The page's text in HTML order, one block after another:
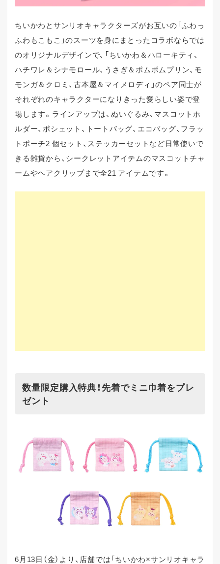
ちいかわとサンリオキャラクターズがお互いの「ふわっ
ふわもこもこ」のスーツを身にまとったコラボならでは
のオリジナルデザインで、「ちいかわ＆ハローキティ、
ハチワレ＆シナモロール、うさぎ＆ポムポムプリン、モ
モンガ＆クロミ、古本屋＆マイメロディ」のペア同士が
それぞれのキャラクターになりきった愛らしい姿で登
場します。ラインアップは、ぬいぐるみ、マスコットホ
ルダー、ポシェット、トートバッグ、エコバッグ、フラッ
トポーチ2 個セット、ステッカーセットなど日常使いで
きる雑貨から、シークレットアイテムのマスコットチャ
ームやヘアクリップまで全21 アイテムです。
数量限定購入特典！先着でミニ巾着をプレ
ゼント
6月13日（金）より、店舗では「ちいかわ×サンリオキャラ